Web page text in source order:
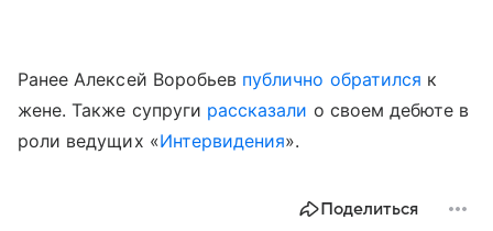
Ранее Алексей Воробьев публично обратился к
жене. Также супруги рассказали о своем дебюте в
роли ведущих «Интервидения».
Поделиться